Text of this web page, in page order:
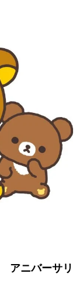
アニバーサリ